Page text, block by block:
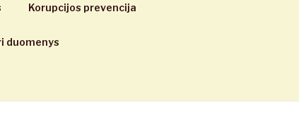
Korupcijos prevencija
duomenys